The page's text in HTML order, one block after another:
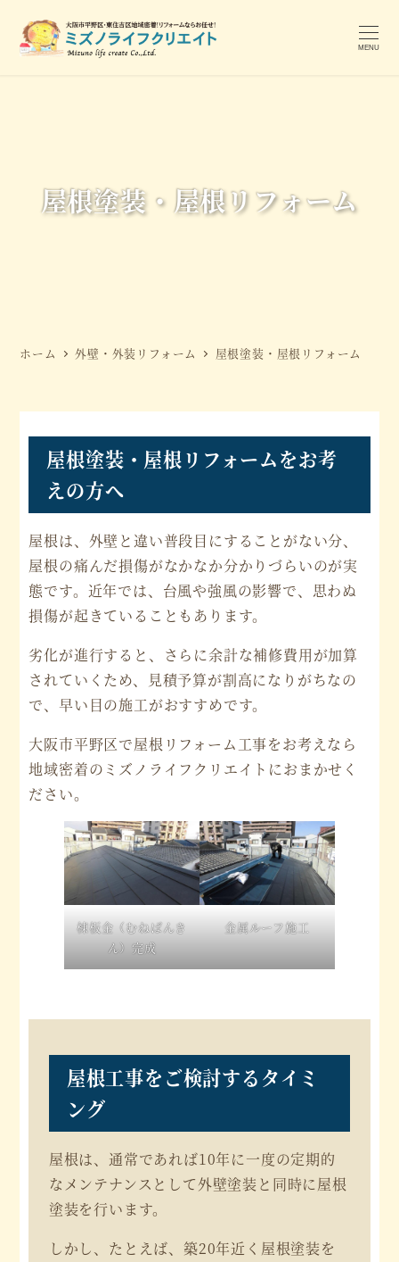
MENU
屋根塗装・屋根リフォーム
ホーム 外壁・外装リフォーム 屋根塗装・屋根リフォーム
屋根塗装・屋根リフォームをお考
えの方へ
屋根は、外壁と違い普段目にすることがない分、
屋根の痛んだ損傷がなかなか分かりづらいのが実
態です。近年では、台風や強風の影響で、思わぬ
損傷が起きていることもあります。
劣化が進行すると、さらに余計な補修費用が加算
されていくため、見積予算が割高になりがちなの
で、早い目の施工がおすすめです。
大阪市平野区で屋根リフォーム工事をお考えなら
地域密着のミズノライフクリエイトにおまかせく
ださい。
棟板金（むねばんき
ん）完成
金属ルーフ施工
屋根工事をご検討するタイミ
ング
屋根は、通常であれば10年に一度の定期的
なメンテナンスとして外壁塗装と同時に屋根
塗装を行います。
しかし、たとえば、築20年近く屋根塗装を